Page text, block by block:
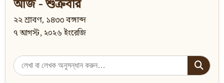
আজ - শুক্রবার
২২ শ্রাবণ, ১৪৩৩ বঙ্গাব্দ
৭ আগস্ট, ২০২৬ ইংরেজি
Search
for: